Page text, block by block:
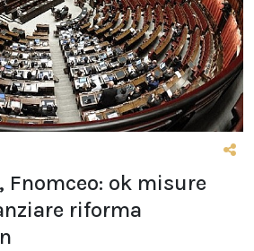
Fnomceo: ok misure
riforma